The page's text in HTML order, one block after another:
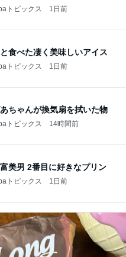
トピックス 1日前
食べた凄く美味しいアイス
トピックス 1日前
ちゃんが換気扇を拭いた物
トピックス 14時間前
美男 2番目に好きなプリン
トピックス 1日前